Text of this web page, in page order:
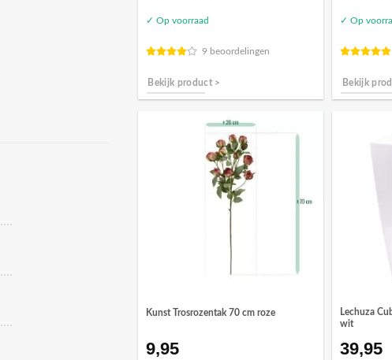
✓ Op voorraad
9 beoordelingen
Bekijk product >
✓ Op
Bekijk
Kunst Trosrozentak 70 cm roze
9,95
Lechuza
wit
39,95